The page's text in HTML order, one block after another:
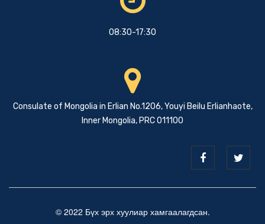
08:30-17:30
Consulate of Mongolia in Erlian No.1206, Youyi Beilu Erlianhaote,
Inner Mongolia, PRC 011100
© 2022 Бүх эрх хуулиар хамгаалагдсан.